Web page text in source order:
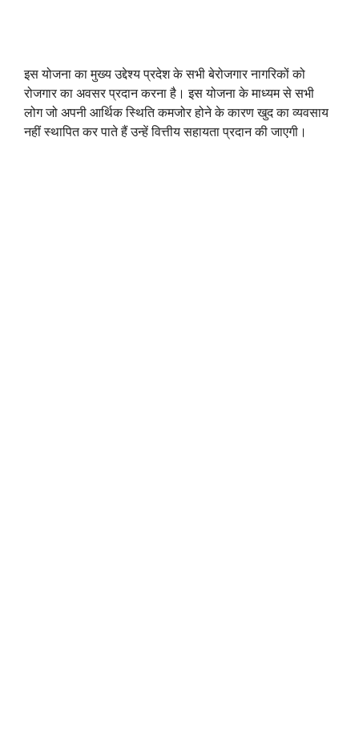
इस योजना का मुख्य उद्देश्य प्रदेश के सभी बेरोजगार नागरिकों को
रोजगार का अवसर प्रदान करना है। इस योजना के माध्यम से सभी
लोग जो अपनी आर्थिक स्थिति कमजोर होने के कारण खुद का व्यवसाय
नहीं स्थापित कर पाते हैं उन्हें वित्तीय सहायता प्रदान की जाएगी।